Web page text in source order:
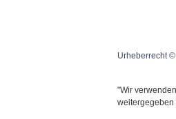
Urheberrecht
"Wir
weitergegeben